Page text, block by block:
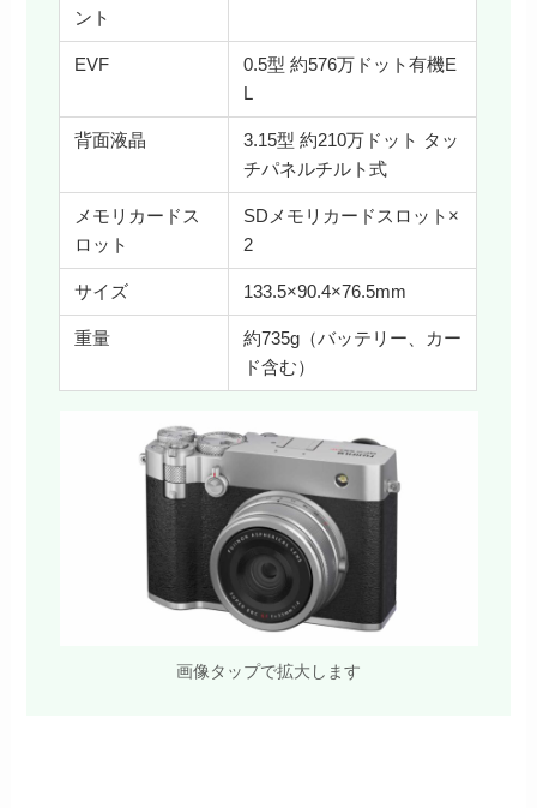
ント
EVF
0.5型 約576万ドット有機E
L
背面液晶
3.15型 約210万ドット タッ
チパネルチルト式
メモリカードス
ロット
SDメモリカードスロット×
2
サイズ 133.5×90.4×76.5mm
重量
約735g（バッテリー、カー
ド含む）
画像タップで拡大します